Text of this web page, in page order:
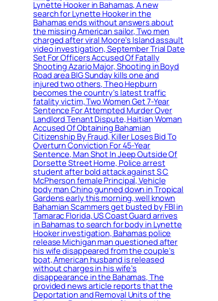
Lynette Hooker in Bahamas, A new
search for Lynette Hooker in the
Bahamas ends without answers about
the missing American sailor, Two men
charged after viral Moore’s Island assault
video investigation, September Trial Date
Set For Officers Accused Of Fatally
Shooting Azario Major, Shooting in Boyd
Road area BIG Sunday kills one and
injured two others, Theo Hepburn
becomes the country’s latest traffic
fatality victim, Two Women Get 7-Year
Sentence For Attempted Murder Over
Landlord Tenant Dispute, Haitian Woman
Accused Of Obtaining Bahamian
Citizenship By Fraud, Killer Loses Bid To
Overturn Conviction For 45-Year
Sentence, Man Shot In Jeep Outside Of
Dorsette Street Home, Police arrest
student after bold attack against S C
McPherson female Principal, Vehicle
body man Chino gunned down in Tropical
Gardens early this morning, well known
Bahamian Scammers get busted by FBI in
Tamarac Florida, US Coast Guard arrives
in Bahamas to search for body in Lynette
Hooker investigation, Bahamas police
release Michigan man questioned after
his wife disappeared from the couple’s
boat, American husband is released
without charges in his wife’s
disappearance in the Bahamas, The
provided news article reports that the
Deportation and Removal Units of the